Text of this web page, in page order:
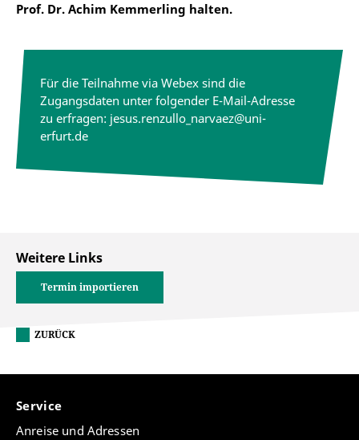
Prof. Dr. Achim Kemmerling halten.
Für die Teilnahme via Webex sind die
Zugangsdaten unter folgender E-Mail-Adresse
zu erfragen: jesus.renzullo_narvaez@uni-
erfurt.de
Weitere Links
Termin importieren
ZURÜCK
Service
Anreise und Adressen